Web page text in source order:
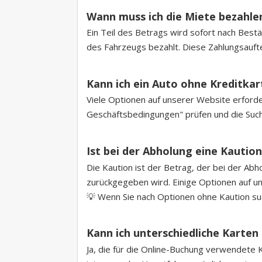
Wann muss ich die Miete
Ein Teil des Betrags wird sofort nach
des Fahrzeugs bezahlt. Diese
Kann ich ein Auto ohne
Viele Optionen auf unserer Website
Geschäftsbedingungen" prüfen und die
Ist bei der Abholung eine
Die Kaution ist der Betrag, der bei der
zurückgegeben wird. Einige Optionen auf
💡 Wenn Sie nach Optionen ohne Kaution
Kann ich unterschiedliche
Ja, die für die Online-Buchung